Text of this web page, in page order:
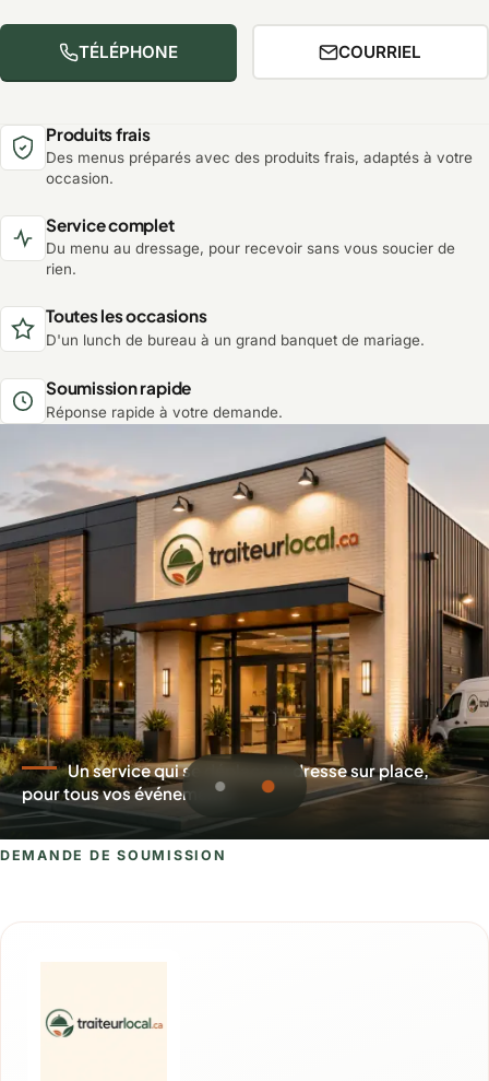
TÉLÉPHONE COURRIEL
Produits frais
Des menus préparés avec des produits frais, adaptés à votre
occasion.
Service complet
Du menu au dressage, pour recevoir sans vous soucier de
rien.
Toutes les occasions
D'un lunch de bureau à un grand banquet de mariage.
Soumission rapide
Réponse rapide à votre demande.
Un service qui se déplace et dresse sur place,
pour tous vos événements
DEMANDE DE SOUMISSION